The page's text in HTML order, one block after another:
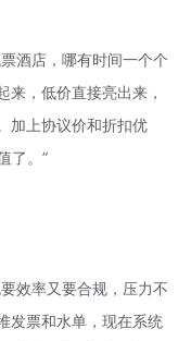
酒店，哪有时间一个个
来，低价直接亮出来，
加上协议价和折扣优
了。”
效率又要合规，压力不
发票和水单，现在系统